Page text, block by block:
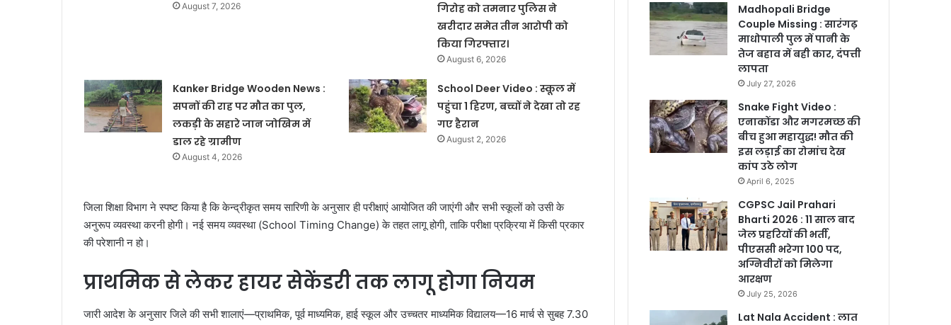
August 7, 2026
गिरोह को तमनार पुलिस ने
खरीदार समेत तीन आरोपी को
किया गिरफ्तार।
August 6, 2026
Kanker Bridge Wooden News :
सपनों की राह पर मौत का पुल,
लकड़ी के सहारे जान जोखिम में
डाल रहे ग्रामीण
August 4, 2026
School Deer Video : स्कूल में
पहुंचा 1 हिरण, बच्चों ने देखा तो रह
गए हैरान
August 2, 2026
जिला शिक्षा विभाग ने स्पष्ट किया है कि केन्द्रीकृत समय सारिणी के अनुसार ही परीक्षाएं आयोजित की जाएंगी और सभी स्कूलों को उसी के
अनुरूप व्यवस्था करनी होगी। नई समय व्यवस्था (School Timing Change) के तहत लागू होगी, ताकि परीक्षा प्रक्रिया में किसी प्रकार
की परेशानी न हो।
प्राथमिक से लेकर हायर सेकेंडरी तक लागू होगा नियम
जारी आदेश के अनुसार जिले की सभी शालाएं—प्राथमिक, पूर्व माध्यमिक, हाई स्कूल और उच्चतर माध्यमिक विद्यालय—16 मार्च से सुबह 7.30
Madhopali Bridge
Couple Missing : सारंगढ़
माधोपाली पुल में पानी के
तेज बहाव में बही कार, दंपत्ती
लापता
July 27, 2026
Snake Fight Video :
एनाकोंडा और मगरमच्छ की
बीच हुआ महायुद्ध! मौत की
इस लड़ाई का रोमांच देख
कांप उठे लोग
April 6, 2025
CGPSC Jail Prahari
Bharti 2026 : 11 साल बाद
जेल प्रहरियों की भर्ती,
पीएससी भरेगा 100 पद,
अग्निवीरों को मिलेगा
आरक्षण
July 25, 2026
Lat Nala Accident : लात